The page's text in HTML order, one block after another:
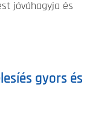
jóváhagyja és
gyors és